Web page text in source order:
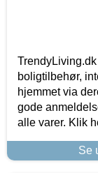
boligtilbehør,
hjemmet via
gode
alle varer. Klik
Se